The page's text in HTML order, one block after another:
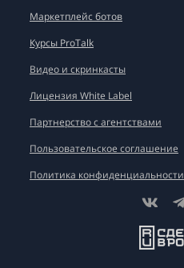
Маркетплейс ботов
Курсы ProTalk
Видео и скринкасты
Лицензия White Label
Партнерство с агентствами
Пользовательское соглашение
Политика конфиденциальности